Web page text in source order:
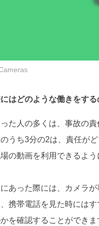
はどのような働きをする
た人の多くは、事故の
うち3分の2は、責任が
の動画を利用できるよ
あった際には、カメラ
携帯電話を見た時には
を確認することができ